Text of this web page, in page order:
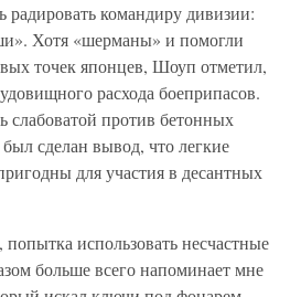
командиру дивизии:
Хотя «шерманы» и помогли
точек японцев, Шоуп отметил,
расхода боеприпасов.
слабоватой против бетонных
сделан вывод, что легкие
для участия в десантных
использовать несчастные
больше всего напоминает мне